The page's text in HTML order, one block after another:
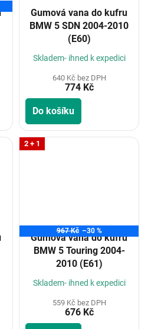
Gumová vana do kufru
BMW 5 SDN 2004-2010
(E60)
Skladem- ihned k expedici
640 Kč bez DPH
774 Kč
Do košíku
2 + 1
967 Kč –30 %
Gumová vana do kufru
BMW 5 Touring 2004-
2010 (E61)
Skladem- ihned k expedici
559 Kč bez DPH
676 Kč